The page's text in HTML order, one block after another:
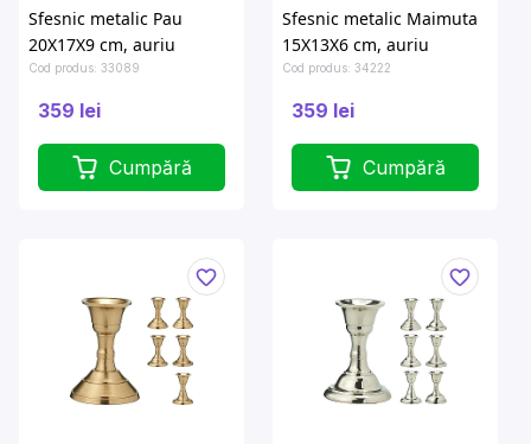
Sfesnic metalic Pau
20X17X9 cm, auriu
Cod produs: 33089
359 lei
Cumpără
Sfesnic metalic Maimuta
15X13X6 cm, auriu
Cod produs: 34222
359 lei
Cumpără